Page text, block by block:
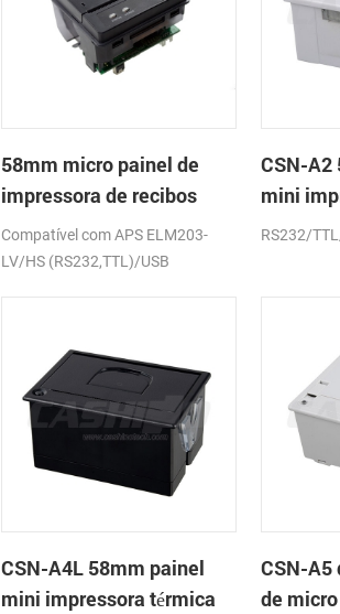
58mm micro painel de
impressora de recibos
térmica CSN-A1K
Compatível com APS ELM203-
LV/HS (RS232,TTL)/USB
CSN-A2
mini
de
RS232/
CSN-A4L 58mm painel
mini impressora térmica
CSN-A5
de